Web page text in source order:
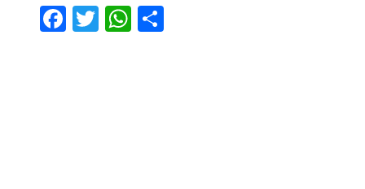
F T W C